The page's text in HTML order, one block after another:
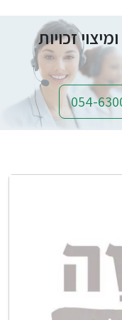
זכויות